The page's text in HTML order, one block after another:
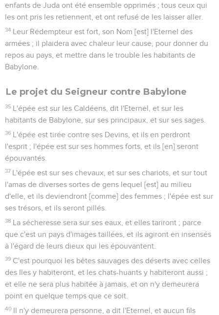
enfants de Juda ont été ensemble opprimés ; tous ceux qui
les ont pris les retiennent, et ont refusé de les laisser aller.
34 Leur Rédempteur est fort, son Nom [est] l'Eternel des
armées ; il plaidera avec chaleur leur cause, pour donner du
repos au pays, et mettre dans le trouble les habitants de
Babylone.
Le projet du Seigneur contre Babylone
35 L'épée est sur les Caldéens, dit l'Eternel, et sur les
habitants de Babylone, sur ses principaux, et sur ses sages.
36 L'épée est tirée contre ses Devins, et ils en perdront
l'esprit ; l'épée est sur ses hommes forts, et ils [en] seront
épouvantés.
37 L'épée est sur ses chevaux, et sur ses chariots, et sur tout
l'amas de diverses sortes de gens lequel [est] au milieu
d'elle, et ils deviendront [comme] des femmes ; l'épée est sur
ses trésors, et ils seront pillés.
38 La sécheresse sera sur ses eaux, et elles tariront ; parce
que c'est un pays d'images taillées, et ils agiront en insensés
à l'égard de leurs dieux qui les épouvantent.
39 C'est pourquoi les bêtes sauvages des déserts avec celles
des Iles y habiteront, et les chats-huants y habiteront aussi ;
et elle ne sera plus habitée à jamais, et on n'y demeurera
point en quelque temps que ce soit.
40 Il n'y demeurera personne, a dit l'Eternel, et aucun fils